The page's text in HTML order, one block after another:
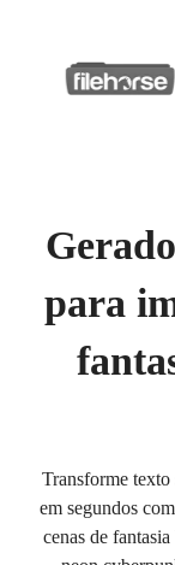
para
Transforme texto
em segundos
cenas de